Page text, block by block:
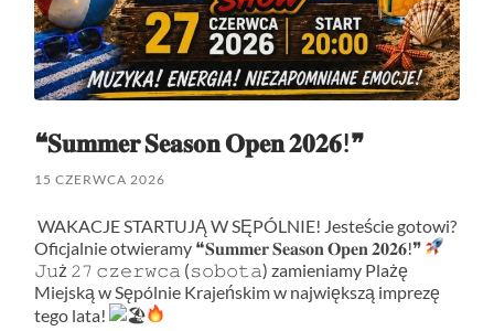
❝𝐒𝐮𝐦𝐦𝐞𝐫 𝐒𝐞𝐚𝐬𝐨𝐧 𝐎𝐩𝐞𝐧 𝟐𝟎𝟐𝟔!❞
15 CZERWCA 2026
WAKACJE STARTUJĄ W SĘPÓLNIE! Jesteście gotowi?
Oficjalnie otwieramy ❝𝐒𝐮𝐦𝐦𝐞𝐫 𝐒𝐞𝐚𝐬𝐨𝐧 𝐎𝐩𝐞𝐧 𝟐𝟎𝟐𝟔!❞
𝙹𝚞ż 𝟸𝟽 𝚌𝚣𝚎𝚛𝚠𝚌𝚊 (𝚜𝚘𝚋𝚘𝚝𝚊) zamieniamy Plażę
Miejską w Sępólnie Krajeńskim w największą imprezę
tego lata!